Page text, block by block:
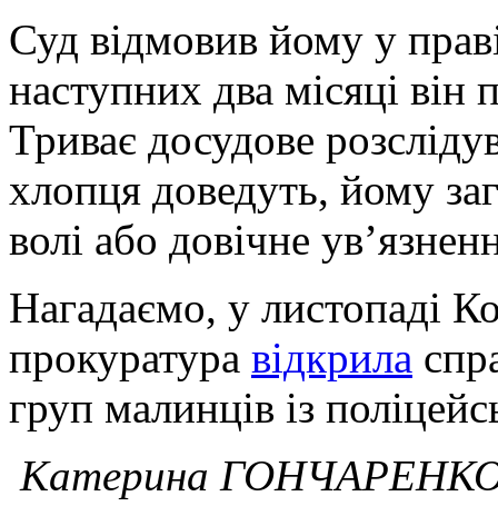
Суд відмовив йому у
наступних два місяці він
Триває досудове
хлопця доведуть, йому
волі або довічне
Нагадаємо, у листопаді
прокуратура відкрила
груп малинців із
Катерина